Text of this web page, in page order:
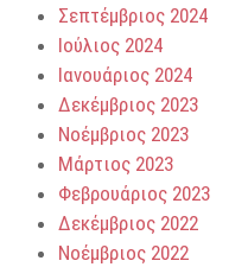
Σεπτέμβριος 2024
Ιούλιος 2024
Ιανουάριος 2024
Δεκέμβριος 2023
Νοέμβριος 2023
Μάρτιος 2023
Φεβρουάριος 2023
Δεκέμβριος 2022
Νοέμβριος 2022